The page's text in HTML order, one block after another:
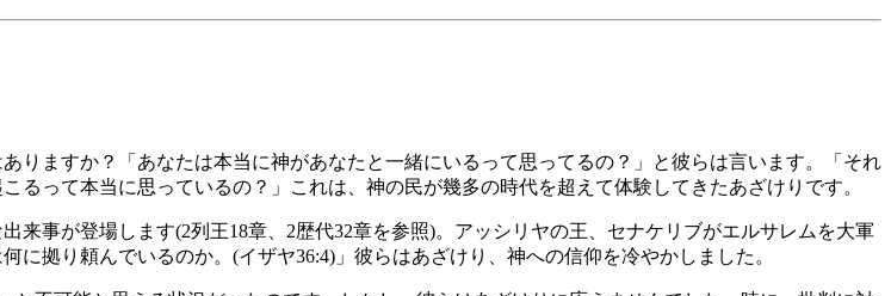
りますか？「あなたは本当に神があなたと一緒にいるって思ってるの？」と彼らは言います。「それ
って本当に思っているの？」これは、神の民が幾多の時代を超えて体験してきたあざけりです。
事が登場します(2列王18章、2歴代32章を参照)。アッシリヤの王、セナケリブがエルサレムを大軍
に拠り頼んでいるのか。(イザヤ36:4)」彼らはあざけり、神への信仰を冷やかしました。